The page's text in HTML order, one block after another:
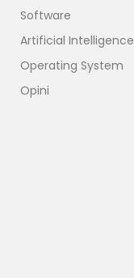
Software
Artificial Intelligence
Operating System
Opini